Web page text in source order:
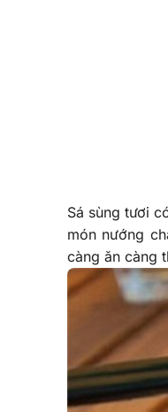
Sá sùng tươi
món nướng
càng ăn càng